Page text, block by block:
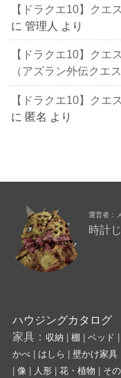
【ドラクエ10】クエ
に管理人 より
【ドラクエ10】クエ
（アズラン外伝クエス
【ドラクエ10】クエ
に 匿名 より
運営者：
時計
ハウジングカタログ
家具： 収納 棚 ベッド
かべ| はしら 壁かけ家具|
像| 人形| 花・植物 そ